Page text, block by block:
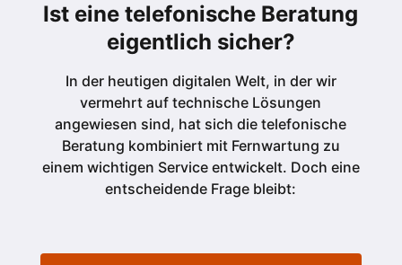
Ist eine telefonische Beratung
eigentlich sicher?
In der heutigen digitalen Welt, in der wir
vermehrt auf technische Lösungen
angewiesen sind, hat sich die telefonische
Beratung kombiniert mit Fernwartung zu
einem wichtigen Service entwickelt. Doch eine
entscheidende Frage bleibt: